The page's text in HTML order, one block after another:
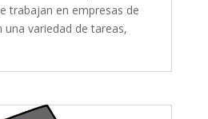
trabajan en empresas de
una variedad de tareas,